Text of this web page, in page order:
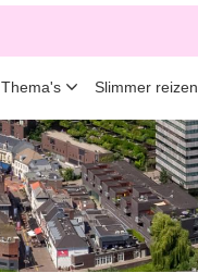
Thema's Slimmer reizen